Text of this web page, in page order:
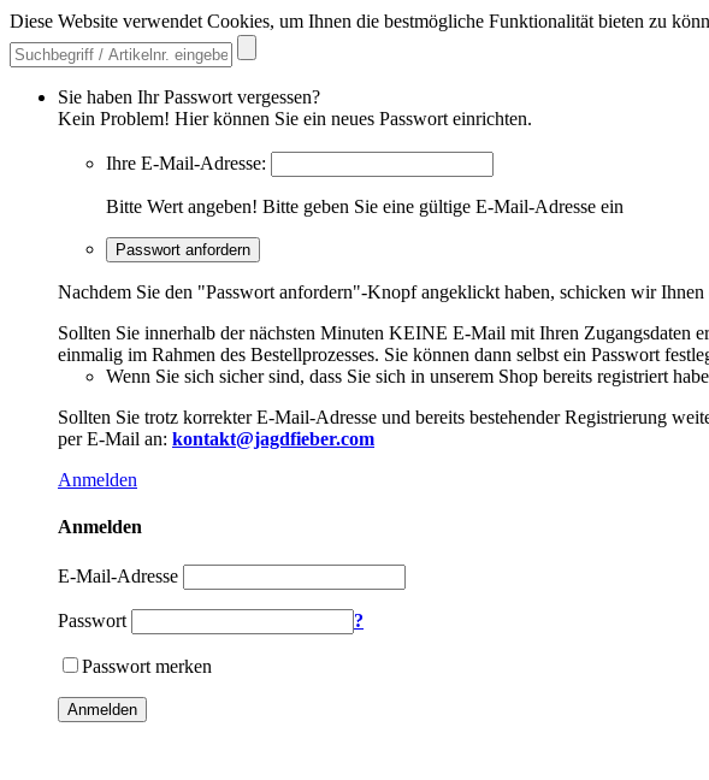
Diese Website verwendet Cookies, um Ihnen die bestmögliche Funktionalität bieten zu
Sie haben Ihr Passwort vergessen?
Kein Problem! Hier können Sie ein neues Passwort einrichten.
Ihre E-Mail-Adresse:
Bitte Wert angeben! Bitte geben Sie eine gültige E-Mail-Adresse ein
Passwort anfordern
Nachdem Sie den "Passwort anfordern"-Knopf angeklickt haben, schicken wir
Sollten Sie innerhalb der nächsten Minuten KEINE E-Mail mit Ihren Zugangsdaten
einmalig im Rahmen des Bestellprozesses. Sie können dann selbst ein Passwort
Wenn Sie sich sicher sind, dass Sie sich in unserem Shop bereits registriert
Sollten Sie trotz korrekter E-Mail-Adresse und bereits bestehender Registrierung
per E-Mail an: kontakt@jagdfieber.com
Anmelden
Anmelden
E-Mail-Adresse
Passwort ?
Passwort merken
Anmelden